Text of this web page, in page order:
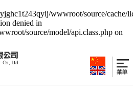
wwwroot/source/cache/
denied in
source/model/api.class.php on